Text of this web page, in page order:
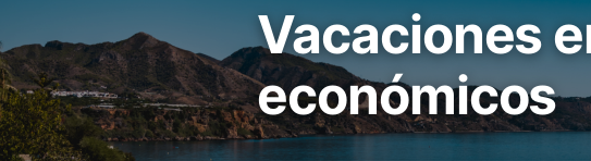
Vacaciones
económicos